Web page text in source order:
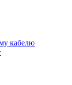
кабелю